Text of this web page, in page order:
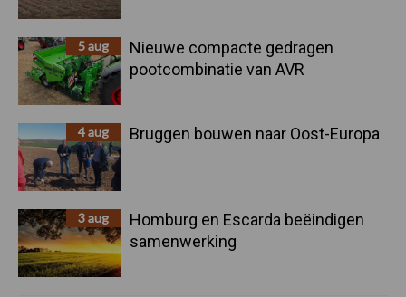
5 aug
Nieuwe compacte gedragen
pootcombinatie van AVR
4 aug Bruggen bouwen naar Oost-Europa
3 aug
Homburg en Escarda beëindigen
samenwerking